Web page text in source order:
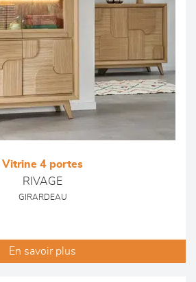
Vitrine 4 portes
RIVAGE
GIRARDEAU
En savoir plus